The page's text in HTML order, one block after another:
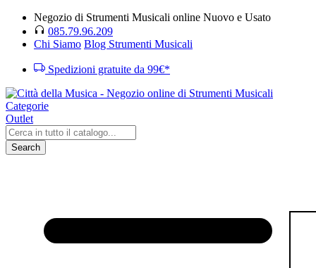
Negozio di Strumenti Musicali online Nuovo e Usato
085.79.96.209
Chi Siamo Blog Strumenti Musicali
Spedizioni gratuite da 99€*
Categorie
Outlet
Search